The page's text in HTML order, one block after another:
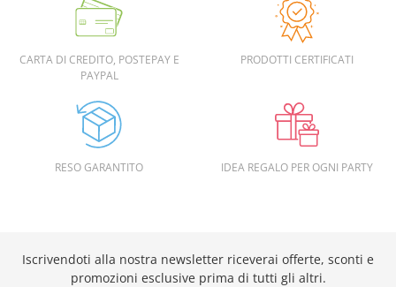
CARTA DI CREDITO, POSTEPAY E
PAYPAL
PRODOTTI CERTIFICATI
RESO GARANTITO IDEA REGALO PER OGNI PARTY
Iscrivendoti alla nostra newsletter riceverai offerte, sconti e
promozioni esclusive prima di tutti gli altri.